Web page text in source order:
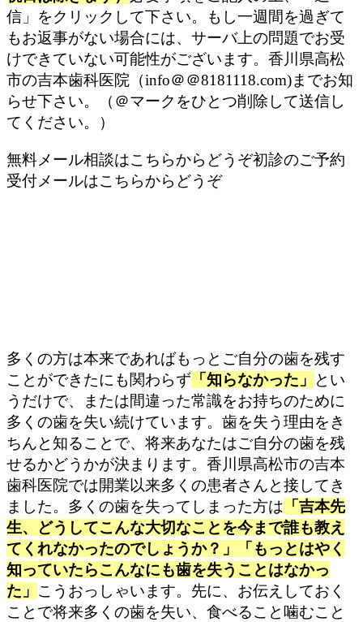
信」をクリックして下さい。
もし一週間を過ぎて
もお返事がない場合には、 サーバ上の問題でお受
けできていない可能性がございます。香川県高松
市の吉本歯科医院（info＠＠8181118.com)までお知
らせ下さい。（＠マークをひとつ削除して送信し
てください。）
無料メール相談はこちらからどうぞ初診のご予約
受付メールはこちらからどうぞ
多くの方は本来であればもっとご自分の歯を残す
ことができたにも関わらず 「知らなかった」
とい
うだけで、または間違った常識をお持ちのために
多くの歯を失い続けています。歯を失う理由をき
ちんと知ることで、将来あなたはご自分の歯を残
せるかどうかが決まります。香川県高松市の吉本
歯科医院では開業以来多くの患者さんと接してき
ました。多くの歯を失ってしまった方は 「吉本先
生、どうしてこんな大切なことを今まで誰も教え
てくれなかったのでしょうか？」
「もっとはやく
知っていたらこんなにも歯を失うことはなかっ
た」 こうおっしゃいます。先に、お伝えしておく
ことで将来多くの歯を失い、食べること噛むこと